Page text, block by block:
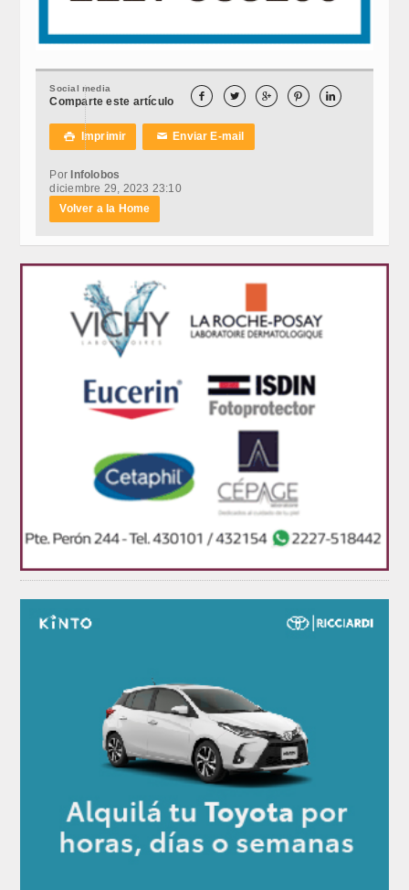
Social media
Comparte este artículo     
 Imprimir ✉Enviar E-mail
Por Infolobos
diciembre 29, 2023 23:10
Volver a la Home